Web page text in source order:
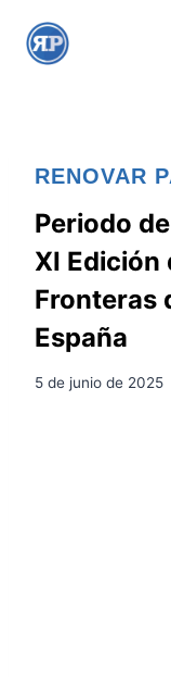
RENOVAR
Periodo
XI Edición
Fronteras
España
5 de junio de 2025